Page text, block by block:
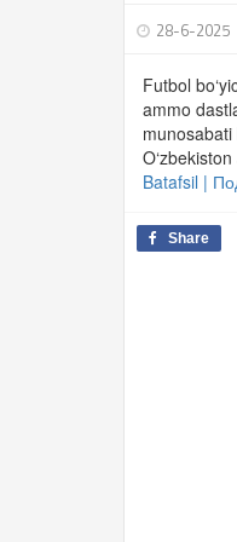
28-6-2025
Futbol
ammo
munosabati
Batafsil |
Share